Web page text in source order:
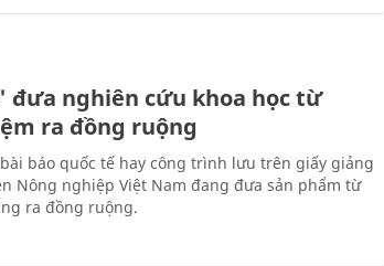
đưa nghiên cứu khoa học từ
ra đồng ruộng
báo quốc tế hay công trình lưu trên giấy giảng
Nông nghiệp Việt Nam đang đưa sản phẩm từ
ra đồng ruộng.